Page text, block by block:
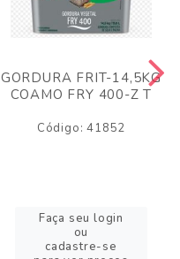
GORDURA FRIT-14,5KG
COAMO FRY 400-Z T
Código: 41852
Faça seu login
ou
cadastre-se